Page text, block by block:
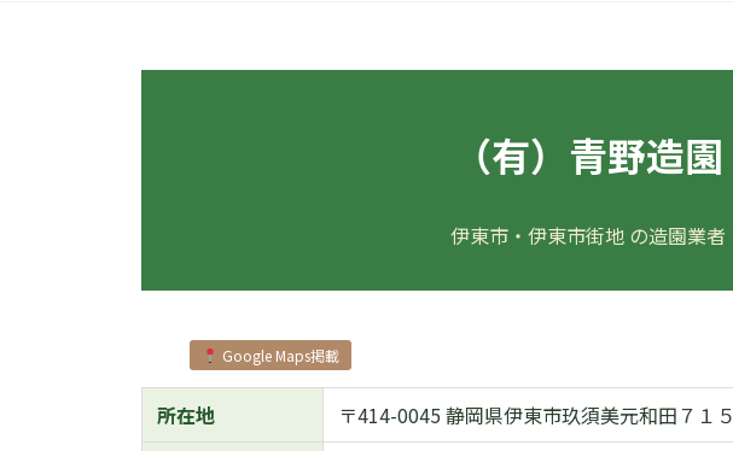
（有）青野造園
伊東市・伊東市街地 の造園業者
Google Maps掲載
所在地
〒414-0045 静岡県伊東市玖須美元和田７１５